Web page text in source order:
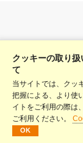
クッキーの取り
て
当サイトでは、クッ
把握による、より使
イトをご利用の際は
ご利用ください。
OK